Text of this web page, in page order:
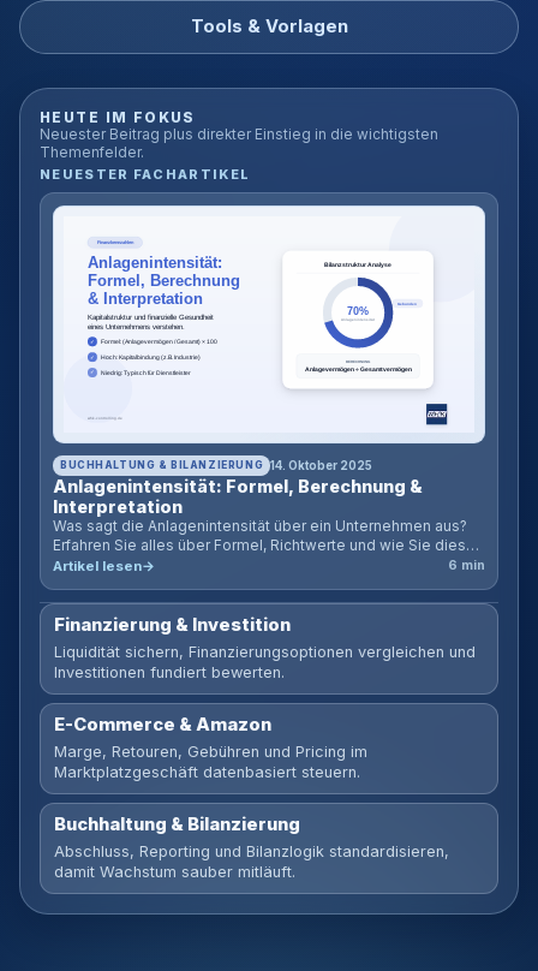
Tools & Vorlagen
HEUTE IM FOKUS
Neuester Beitrag plus direkter Einstieg in die wichtigsten
Themenfelder.
NEUESTER FACHARTIKEL
BUCHHALTUNG & BILANZIERUNG 14. Oktober 2025
Anlagenintensität: Formel, Berechnung &
Interpretation
Was sagt die Anlagenintensität über ein Unternehmen aus?
Erfahren Sie alles über Formel, Richtwerte und wie Sie diese
Kennzahl zur Risikobewertung nutzen.
Artikel lesen 6 min
Finanzierung & Investition
Liquidität sichern, Finanzierungsoptionen vergleichen und
Investitionen fundiert bewerten.
E-Commerce & Amazon
Marge, Retouren, Gebühren und Pricing im
Marktplatzgeschäft datenbasiert steuern.
Buchhaltung & Bilanzierung
Abschluss, Reporting und Bilanzlogik standardisieren,
damit Wachstum sauber mitläuft.